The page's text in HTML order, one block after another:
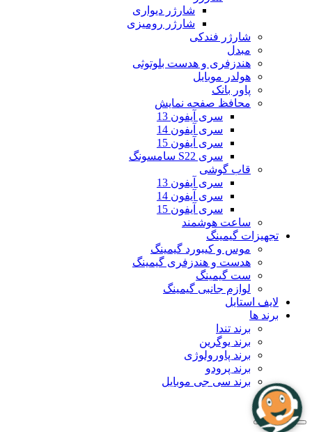
شارژر دیواری
شارژر رومیزی
شارژر فندکی
مبدل
هندزفری و هدست بلوتوثی
هولدر موبایل
پاور بانک
محافظ صفحه نمایش
سری آیفون 13
سری آیفون 14
سری آیفون 15
سری S22 سامسونگ
قاب گوشی
سری آیفون 13
سری آیفون 14
سری آیفون 15
ساعت هوشمند
تجهیزات گیمینگ
موس و کیبورد گیمینگ
هدست و هندزفری گیمینگ
ست گیمینگ
لوازم جانبی گیمینگ
لایف استایل
برند ها
برند تندا
برند یوگرین
برند پاورولوژی
برند پرودو
برند سی جی موبایل
بلاگ